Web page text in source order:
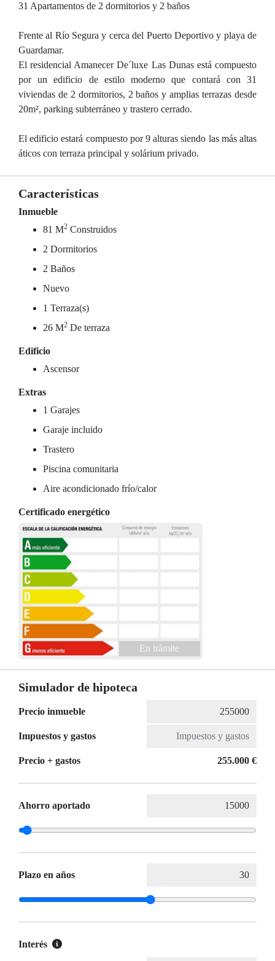
31 Apartamentos de 2 dormitorios y 2 baños
Frente al Río Segura y cerca del Puerto Deportivo y playa de
Guardamar.
El residencial Amanecer De´luxe Las Dunas está compuesto
por un edificio de estilo moderno que contará con 31
viviendas de 2 dormitorios, 2 baños y amplias terrazas desde
20m², parking subterráneo y trastero cerrado.
El edificio estará compuesto por 9 alturas siendo las más altas
áticos con terraza principal y solárium privado.
Características
Inmueble
81 M2 Construidos
2 Dormitorios
2 Baños
Nuevo
1 Terraza(s)
26 M2 De terraza
Edificio
Ascensor
Extras
1 Garajes
Garaje incluido
Trastero
Piscina comunitaria
Aire acondicionado frío/calor
Certificado energético
En trámite
Simulador de hipoteca
Precio inmueble
Impuestos y gastos
Precio + gastos 255.000 €
Ahorro aportado
Plazo en años
Interés